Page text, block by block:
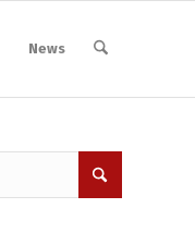
News